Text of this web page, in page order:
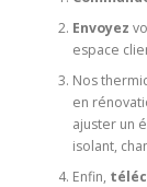
Envoyez
espace
Nos
en
ajuster un
isolant,
Enfin,